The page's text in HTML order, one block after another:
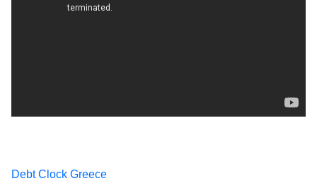
Debt Clock Greece